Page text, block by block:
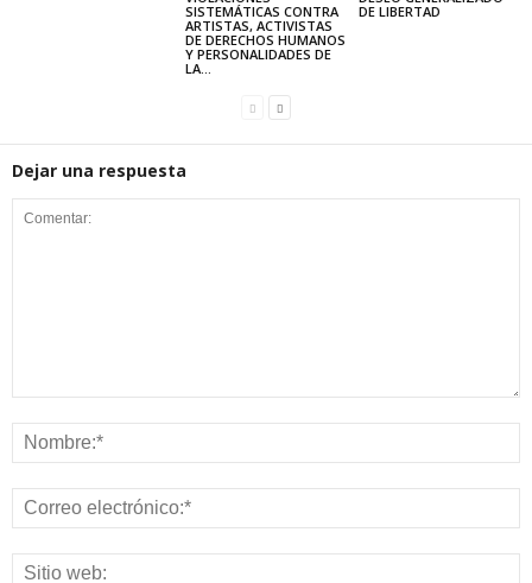
SISTEMÁTICAS CONTRA
ARTISTAS, ACTIVISTAS
DE DERECHOS HUMANOS
Y PERSONALIDADES DE
LA...
DE LIBERTAD
Dejar una respuesta